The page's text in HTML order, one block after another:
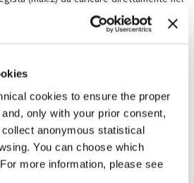
cookies to ensure the proper
only with your prior consent,
anonymous statistical
You can choose which
more information, please see
superare i € 75.000.
regista e produttore. La filmografia dovrà
di produzione.
3 minuti, in inglese. Il video può
pitch oppure una riflessione sul
informazioni sull’inizio della
e produttore/produttrice e sulle
Biennale College Cinema.
plan (1 pagina, massimo 350
che illustri la strategia coinvolgere il